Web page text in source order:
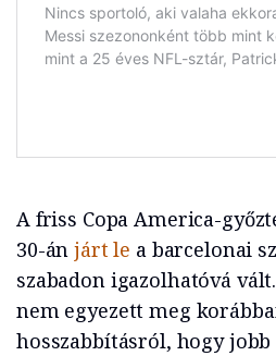
A friss Copa America-
30-ánjárt le a barcelonai
szabadon igazolhatóvá
nem egyezett meg
hosszabbításról, hogy